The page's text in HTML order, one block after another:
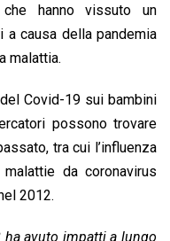
hanno vissuto un
causa della pandemia
malattia.
Covid-19 sui bambini
possono trovare
tra cui l’influenza
da coronavirus
2012.
ha avuto impatti a lungo